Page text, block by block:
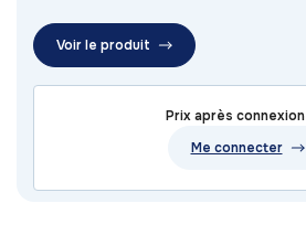
Voir le produit
Prix après connexion
Me connecter